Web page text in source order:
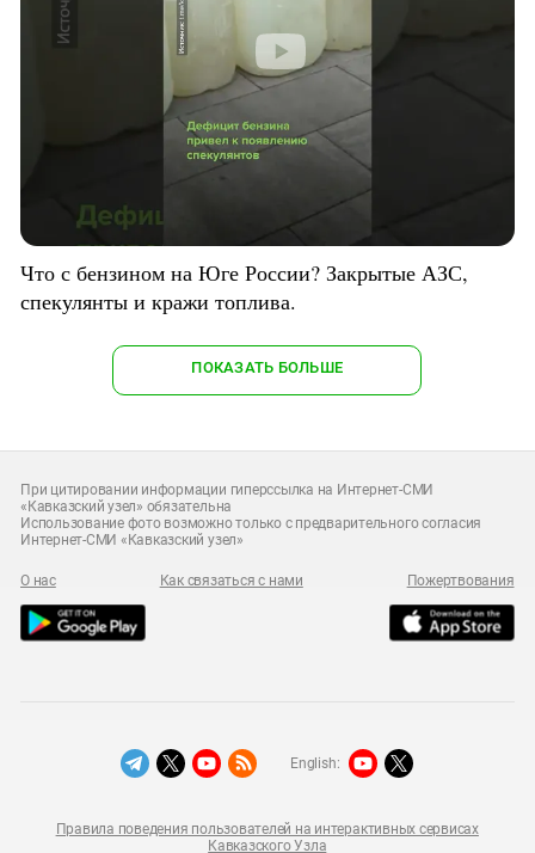
Что с бензином на Юге России? Закрытые АЗС,
спекулянты и кражи топлива.
ПОКАЗАТЬ БОЛЬШЕ
При цитировании информации гиперссылка на Интернет-СМИ
«Кавказский узел» обязательна
Использование фото возможно только с предварительного согласия
Интернет-СМИ «Кавказский узел»
О нас Как связаться с нами Пожертвования
Правила поведения пользователей на интерактивных сервисах
Кавказского Узла
English: